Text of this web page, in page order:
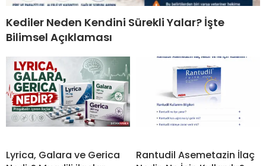
Kediler Neden Kendini Sürekli Yalar? İşte
Bilimsel Açıklaması
Lyrica, Galara ve Gerica
Rantudil Asemetazin İlaç